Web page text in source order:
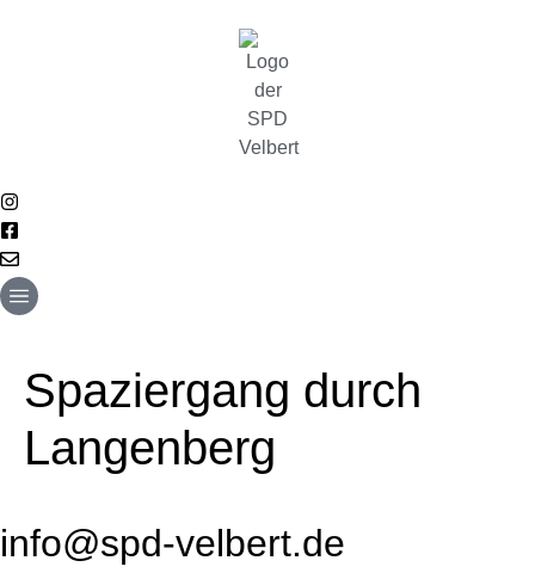
Spaziergang durch
Langenberg
info@spd-velbert.de